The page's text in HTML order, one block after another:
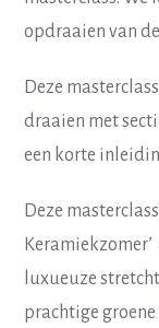
opdraaien van
Deze
draaien met
een korte
Deze
luxueuze
prachtige